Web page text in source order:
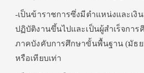
-เป็นข้าราชการซึ่งมีตำแหน่งและเงิ
ปฏิบัติงานขึ้นไปและเป็นผู้สำเร็จกา
ภาคบังคับการศึกษาขั้นพื้นฐาน (มัธ
หรือเทียบเท่า